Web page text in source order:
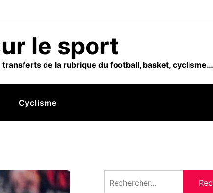
le sport
de la rubrique du football, basket, cyclisme…
Cyclisme